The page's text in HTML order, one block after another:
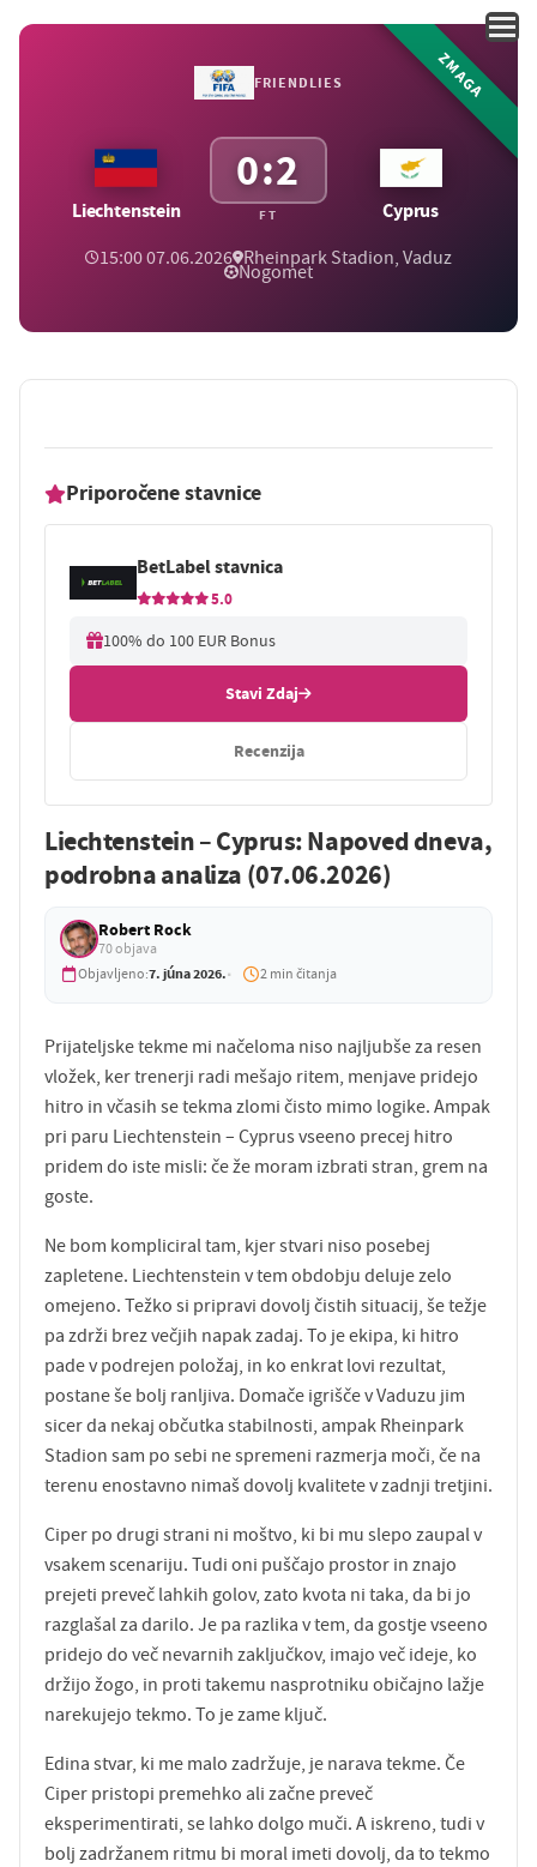
FRIENDLIES
Liechtenstein
0:2
FT Cyprus
15:00 07.06.2026 Rheinpark Stadion, Vaduz
Nogomet
ZMAGA
Priporočene stavnice
BetLabel stavnica
5.0
100% do 100 EUR Bonus
Stavi Zdaj
Recenzija
Liechtenstein – Cyprus: Napoved dneva,
podrobna analiza (07.06.2026)
Robert Rock
70 objava
Objavljeno:7. júna 2026. 2 min čitanja
Prijateljske tekme mi načeloma niso najljubše za resen
vložek, ker trenerji radi mešajo ritem, menjave pridejo
hitro in včasih se tekma zlomi čisto mimo logike. Ampak
pri paru Liechtenstein – Cyprus vseeno precej hitro
pridem do iste misli: če že moram izbrati stran, grem na
goste.
Ne bom kompliciral tam, kjer stvari niso posebej
zapletene. Liechtenstein v tem obdobju deluje zelo
omejeno. Težko si pripravi dovolj čistih situacij, še težje
pa zdrži brez večjih napak zadaj. To je ekipa, ki hitro
pade v podrejen položaj, in ko enkrat lovi rezultat,
postane še bolj ranljiva. Domače igrišče v Vaduzu jim
sicer da nekaj občutka stabilnosti, ampak Rheinpark
Stadion sam po sebi ne spremeni razmerja moči, če na
terenu enostavno nimaš dovolj kvalitete v zadnji tretjini.
Ciper po drugi strani ni moštvo, ki bi mu slepo zaupal v
vsakem scenariju. Tudi oni puščajo prostor in znajo
prejeti preveč lahkih golov, zato kvota ni taka, da bi jo
razglašal za darilo. Je pa razlika v tem, da gostje vseeno
pridejo do več nevarnih zaključkov, imajo več ideje, ko
držijo žogo, in proti takemu nasprotniku običajno lažje
narekujejo tekmo. To je zame ključ.
Edina stvar, ki me malo zadržuje, je narava tekme. Če
Ciper pristopi premehko ali začne preveč
eksperimentirati, se lahko dolgo muči. A iskreno, tudi v
bolj zadržanem ritmu bi moral imeti dovolj, da to tekmo